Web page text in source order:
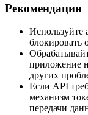
Рекомендации
Используйте
блокировать
приложение
других
Если API
механизм
передачи